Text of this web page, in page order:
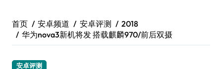
首页 安卓频道 安卓评测
2018
华为nova3新机将发 搭载麒麟970/前后双摄
安卓评测